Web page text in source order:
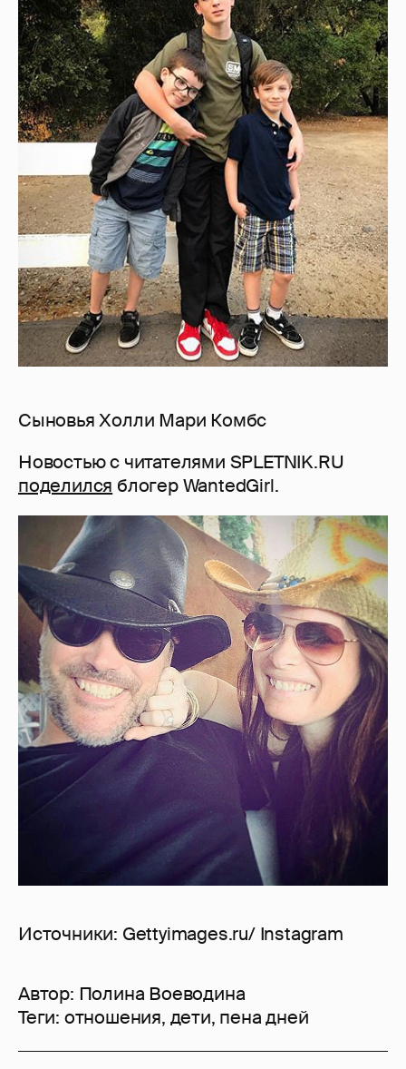
Сыновья Холли Мари Комбс
Новостью с читателями SPLETNIK.RU
поделился блогер WantedGirl.
Источники: Gettyimages.ru/ Instagram
Автор: Полина Воеводина
Теги: отношения, дети, пена дней